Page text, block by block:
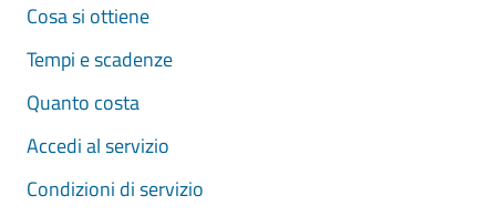
Cosa si ottiene
Tempi e scadenze
Quanto costa
Accedi al servizio
Condizioni di servizio